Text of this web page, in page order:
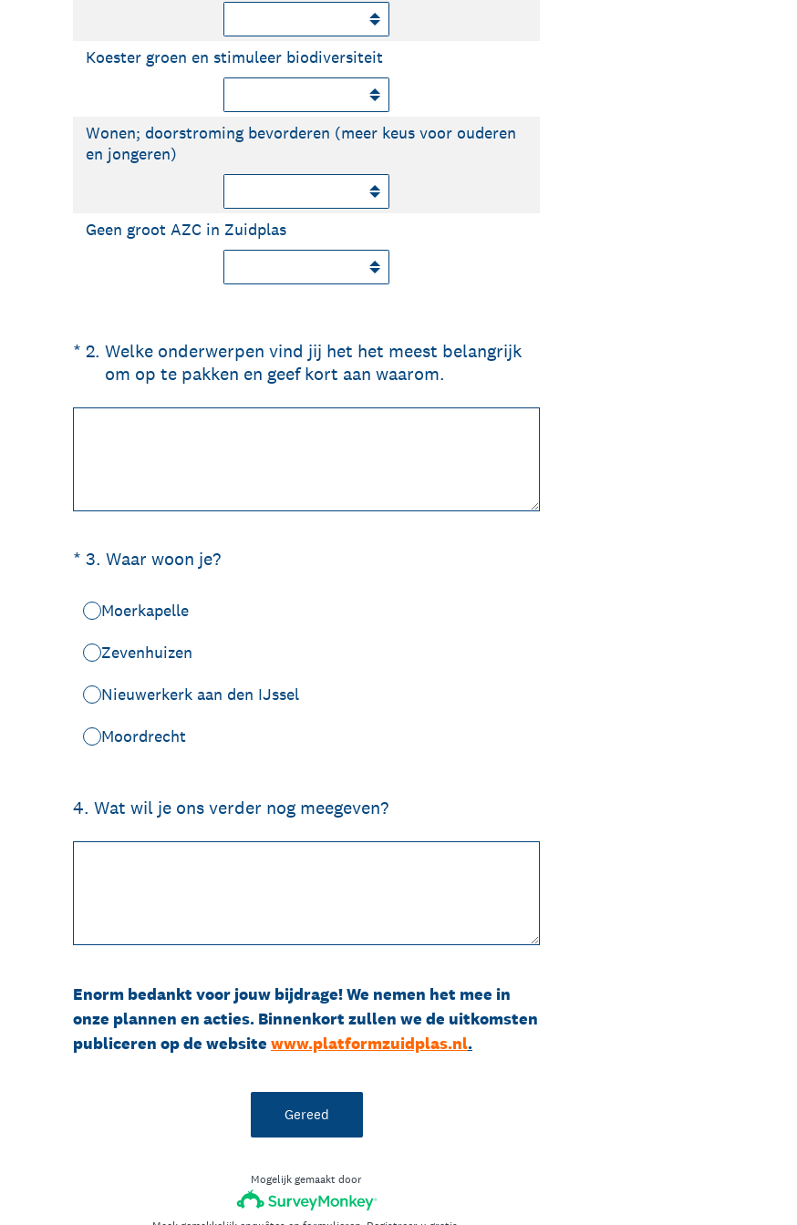
Koester groen en stimuleer biodiversiteit
Wonen; doorstroming bevorderen (meer keus voor ouderen
en jongeren)
Geen groot AZC in Zuidplas
* 2. Welke onderwerpen vind jij het het meest belangrijk
om op te pakken en geef kort aan waarom.
(Vereist.)
* 3. Waar woon je?
(Vereist.)
Moerkapelle
Zevenhuizen
Nieuwerkerk aan den IJssel
Moordrecht
4. Wat wil je ons verder nog meegeven?
Enorm bedankt voor jouw bijdrage! We nemen het mee in
onze plannen en acties. Binnenkort zullen we de uitkomsten
publiceren op de website www.platformzuidplas.nl.
Gereed
Mogelijk gemaakt door